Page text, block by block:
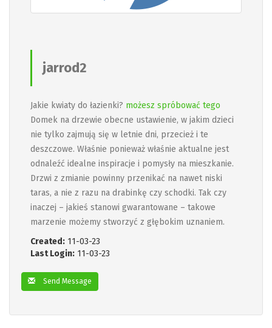
jarrod2
Jakie kwiaty do łazienki? możesz spróbować tego
Domek na drzewie obecne ustawienie, w jakim dzieci
nie tylko zajmują się w letnie dni, przecież i te
deszczowe. Właśnie ponieważ właśnie aktualne jest
odnaleźć idealne inspiracje i pomysły na mieszkanie.
Drzwi z zmianie powinny przenikać na nawet niski
taras, a nie z razu na drabinkę czy schodki. Tak czy
inaczej – jakieś stanowi gwarantowane – takowe
marzenie możemy stworzyć z głębokim uznaniem.
Created: 11-03-23
Last Login: 11-03-23
Send Message